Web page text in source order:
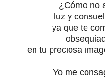
¿Cómo no
luz y
ya que te
en tu preciosa
Yo me